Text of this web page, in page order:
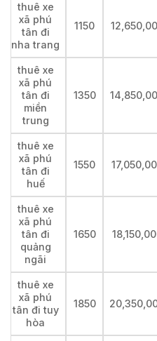
thuê xe
xã phú
tân đi
nha trang
1150
thuê xe
xã phú
tân đi
miền
trung
1350
thuê xe
xã phú
tân đi
huế
1550
thuê xe
xã phú
tân đi
quảng
ngãi
1650
thuê xe
xã phú
tân đi tuy
hòa
1850